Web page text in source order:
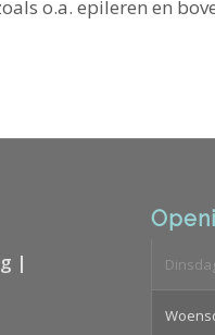
o.a. epileren en
|